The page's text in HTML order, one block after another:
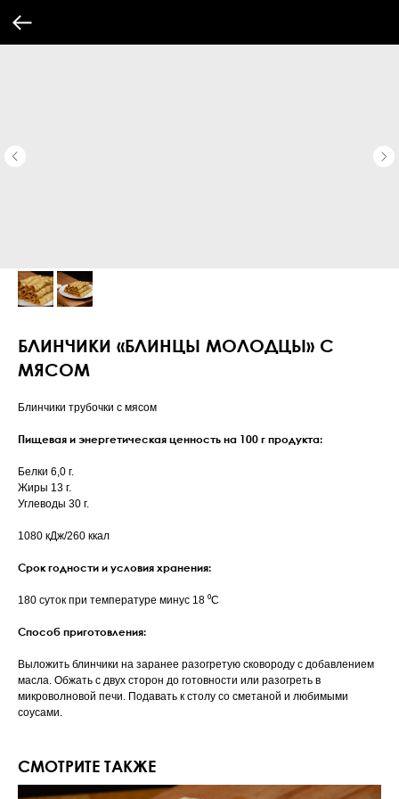
БЛИНЧИКИ «БЛИНЦЫ МОЛОДЦЫ» С
МЯСОМ
Блинчики трубочки с мясом
Пищевая и энергетическая ценность на 100 г продукта:
Белки 6,0 г.
Жиры 13 г.
Углеводы 30 г.
1080 кДж/260 ккал
Срок годности и условия хранения:
180 суток при температуре минус 18 ⁰С
Способ приготовления:
Выложить блинчики на заранее разогретую сковороду с добавлением
масла. Обжать с двух сторон до готовности или разогреть в
микроволновой печи. Подавать к столу со сметаной и любимыми
соусами.
СМОТРИТЕ ТАКЖЕ